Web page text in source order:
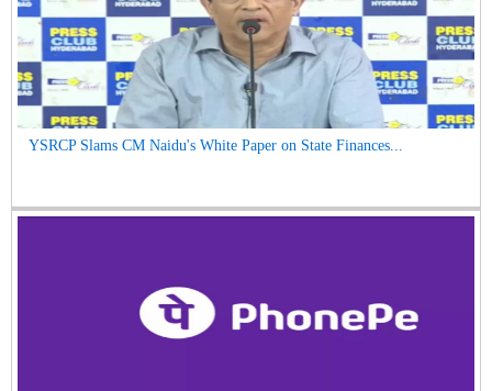
YSRCP Slams CM Naidu's White Paper on State Finances...